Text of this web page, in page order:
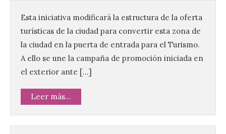
Esta iniciativa modificará la estructura de la oferta
turísticas de la ciudad para convertir esta zona de
la ciudad en la puerta de entrada para el Turismo.
A ello se une la campaña de promoción iniciada en
el exterior ante […]
Leer más...